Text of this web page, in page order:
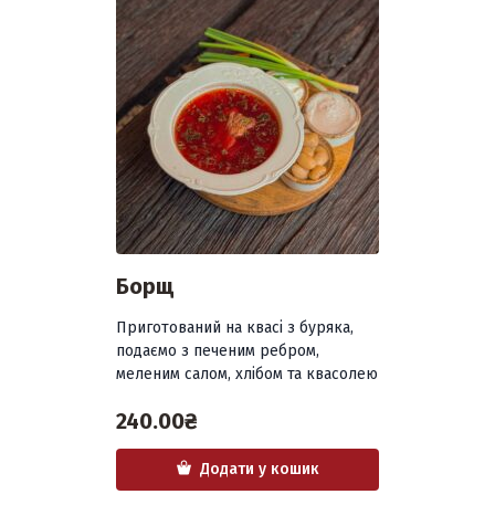
Борщ
Приготований на квасі з буряка,
подаємо з печеним ребром,
меленим салом, хлібом та квасолею
240.00₴
Додати у кошик